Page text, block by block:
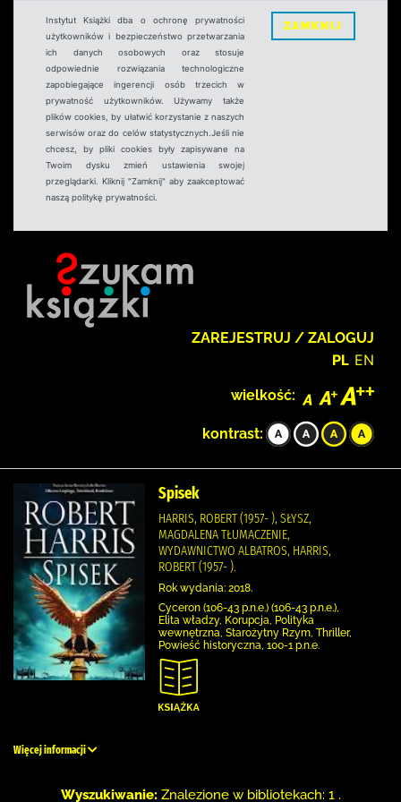
Instytut Książki dba o ochronę prywatności
użytkowników i bezpieczeństwo przetwarzania
ich danych osobowych oraz stosuje
odpowiednie rozwiązania technologiczne
zapobiegające ingerencji osób trzecich w
prywatność użytkowników. Używamy także
plików cookies, by ułatwić korzystanie z naszych
serwisów oraz do celów statystycznych.Jeśli nie
chcesz, by pliki cookies były zapisywane na
Twoim dysku zmień ustawienia swojej
przeglądarki. Kliknij "Zamknij" aby zaakceptować
naszą politykę prywatności.
ZAMKNIJ
ZAREJESTRUJ / ZALOGUJ
PL EN
wielkość:
kontrast:
Spisek
HARRIS, ROBERT (1957- ), SŁYSZ,
MAGDALENA TŁUMACZENIE,
WYDAWNICTWO ALBATROS, HARRIS,
ROBERT (1957- ).
Rok wydania: 2018.
Cyceron (106-43 p.n.e.) (106-43 p.n.e.),
Elita władzy, Korupcja, Polityka
wewnętrzna, Starożytny Rzym, Thriller,
Powieść historyczna, 100-1 p.n.e.
Więcej informacji
Wyszukiwanie: Znalezione w bibliotekach: 1 .